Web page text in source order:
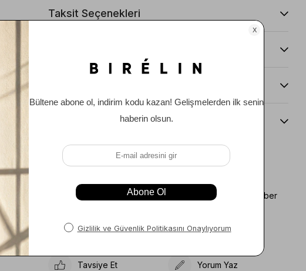
Taksit Seçenekleri
Beden Kılavuzu
Favorilere Ekle Koleksiyona Ekle
Karşılaştır
Fiyat Düşünce Haber
Gelince Haber Ver
Tavsiye Et Yorum Yaz